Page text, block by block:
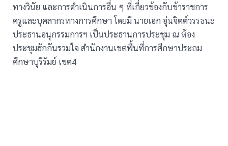
ทางวินัย และการดำเนินการอื่น ๆ ที่เกี่ยวข้องกับข้าราชการ
ครูและบุคลากรทางการศึกษา โดยมี นายเอก อุ่นจิตต์วรรธนะ
ประธานอนุกรรมการฯ เป็นประธานการประชุม ณ ห้อง
ประชุมฮักกันรวมใจ สำนักงานเขตพื้นที่การศึกษาประถม
ศึกษาบุรีรัมย์ เขต4